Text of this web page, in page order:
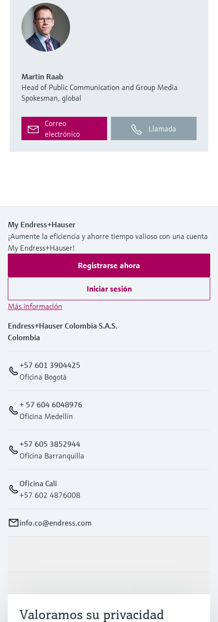
Martin Raab
Head of Public Communication and Group Media
Spokesman, global
Correo
electrónico
Llamada
My Endress+Hauser
¡Aumente la eficiencia y ahorre tiempo valioso con una cuenta
My Endress+Hauser!
Registrarse ahora
Iniciar sesión
Más información
Endress+Hauser Colombia S.A.S.
Colombia
+57 601 3904425
Oficina Bogotá
+ 57 604 6048976
Oficina Medellín
+57 605 3852944
Oficina Barranquilla
Oficina Cali
+57 602 4876008
info.co@endress.com
Valoramos su privacidad